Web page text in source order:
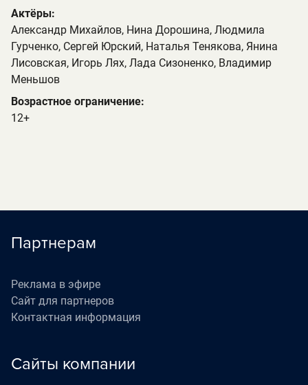
Актёры:
Александр Михайлов, Нина Дорошина, Людмила
Гурченко, Сергей Юрский, Наталья Тенякова, Янина
Лисовская, Игорь Лях, Лада Сизоненко, Владимир
Меньшов
Возрастное ограничение:
12+
Партнерам
Реклама в эфире
Сайт для партнеров
Контактная информация
Сайты компании